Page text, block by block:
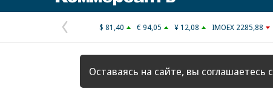
Предыдущая
страница
$ 81,40 € 94,05 ¥ 12,08 IMOEX 2285,88
Оставаясь на сайте, вы соглашаетесь с